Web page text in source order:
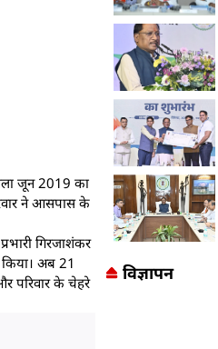
जून 2019 का
ने आसपास के
गिरजाशंकर
अब 21
परिवार के चेहरे
विज्ञापन